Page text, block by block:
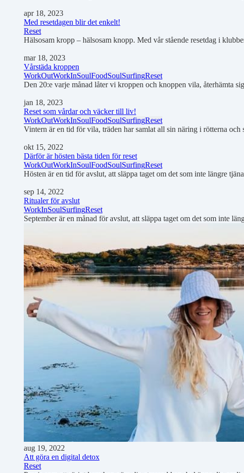
apr 18, 2023
Med resetdagen blir det enkelt!
Reset
Hälsosam kropp – hälsosam knopp. Med vår stående resetdag i
mar 18, 2023
Vårstäda kroppen
WorkOutWorkInSoulFoodSoulSurfingReset
Den 20:e varje månad låter vi kroppen och knoppen vila, återhämta
jan 18, 2023
Reset som vårdar och väcker till liv!
WorkOutWorkInSoulFoodSoulSurfingReset
Vintern är en tid för vila, träden har samlat all sin näring i rötterna
okt 15, 2022
Därför är hösten bästa tiden för reset
WorkOutWorkInSoulFoodSoulSurfingReset
Hösten är en tid för avslut, att släppa taget om det som inte längre
sep 14, 2022
Ritualer för avslut
WorkInSoulSurfingReset
September är en månad för avslut, att släppa taget om det som inte
aug 19, 2022
Att göra en digital detox
Reset